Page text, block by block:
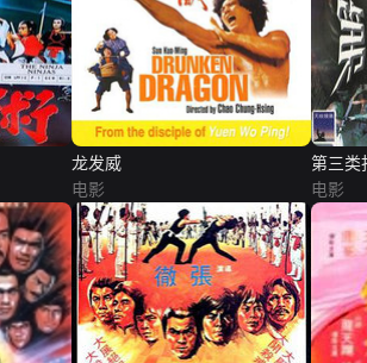
龙发威
电影
第三类
电影